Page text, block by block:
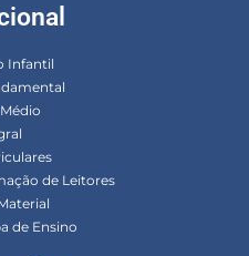
Infantil
de Leitores
de Ensino